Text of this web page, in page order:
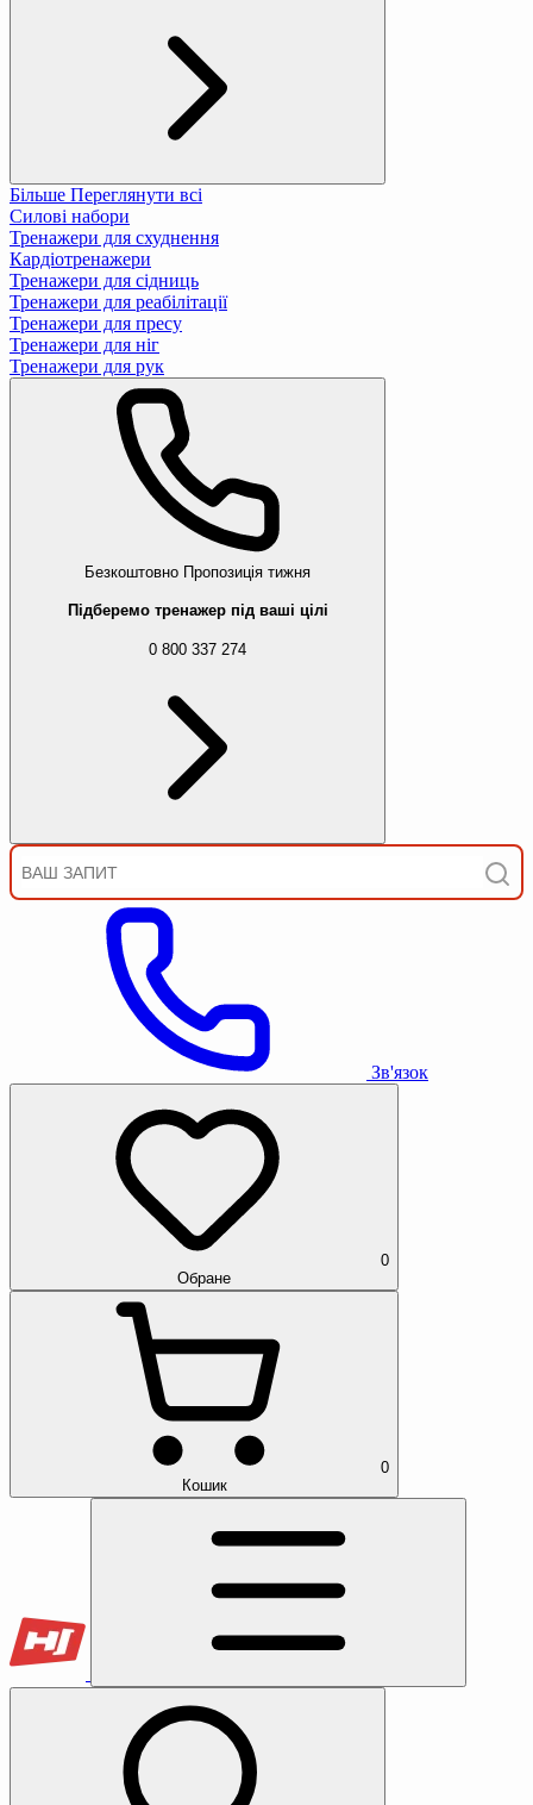
Більше Переглянути всі
Силові набори
Тренажери для схуднення
Кардіотренажери
Тренажери для сідниць
Тренажери для реабілітації
Тренажери для пресу
Тренажери для ніг
Тренажери для рук
Безкоштовно Пропозиція тижня
Підберемо тренажер під ваші цілі
0 800 337 274
Зв'язок
0
Обране
0
Кошик